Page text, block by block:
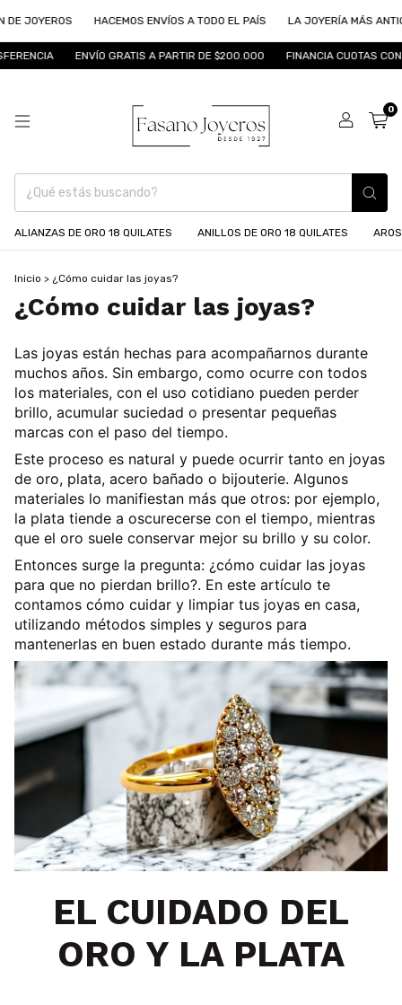
JOYEROS HACEMOS ENVÍOS A TODO EL PAÍS LA JOYERÍA MÁS
ENVÍO GRATIS A PARTIR DE $200.000 FINANCIA CUOTAS CON
0
ALIANZAS DE ORO 18 QUILATES ANILLOS DE ORO 18 QUILATES
Inicio > ¿Cómo cuidar las joyas?
¿Cómo cuidar las joyas?
Las joyas están hechas para acompañarnos durante
muchos años. Sin embargo, como ocurre con todos
los materiales, con el uso cotidiano pueden perder
brillo, acumular suciedad o presentar pequeñas
marcas con el paso del tiempo.
Este proceso es natural y puede ocurrir tanto en joyas
de oro, plata, acero bañado o bijouterie. Algunos
materiales lo manifiestan más que otros: por ejemplo,
la plata tiende a oscurecerse con el tiempo, mientras
que el oro suele conservar mejor su brillo y su color.
Entonces surge la pregunta: ¿cómo cuidar las joyas
para que no pierdan brillo?. En este artículo te
contamos cómo cuidar y limpiar tus joyas en casa,
utilizando métodos simples y seguros para
mantenerlas en buen estado durante más tiempo.
EL CUIDADO DEL
ORO Y LA PLATA